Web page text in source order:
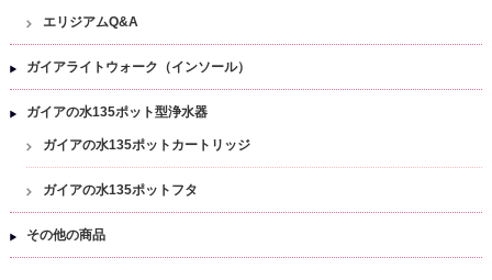
エリジアムQ&A
ガイアライトウォーク（インソール）
ガイアの水135ポット型浄水器
ガイアの水135ポットカートリッジ
ガイアの水135ポットフタ
その他の商品